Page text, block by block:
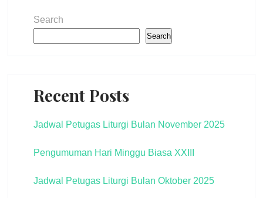
Search
Search
Recent Posts
Jadwal Petugas Liturgi Bulan November 2025
Pengumuman Hari Minggu Biasa XXIII
Jadwal Petugas Liturgi Bulan Oktober 2025